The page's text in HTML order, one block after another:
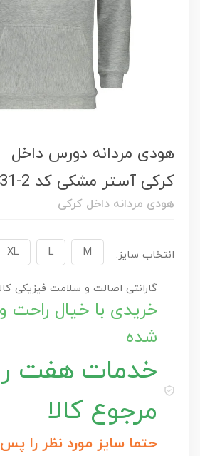
هودی مردانه دورس داخل
کرکی آستر مشکی کد 2-31
هودی مردانه داخل کرکی
انتخاب سایز: M
L
XL
گارانتی اصالت و سلامت فیزیکی
خریدی با خیال راحت
شده
خدمات هفت
مرجوع کالا
حتما سایز مورد نظر را